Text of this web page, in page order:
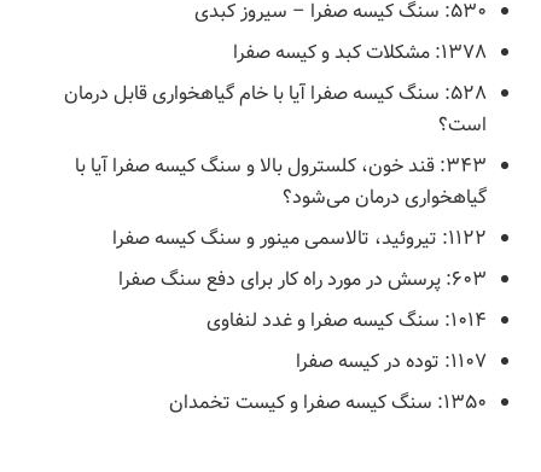
۵۳۰: سنگ کیسه صفرا – سیروز کبدی
۱۳۷۸: مشکلات کبد و کیسه صفرا
۵۲۸: سنگ کیسه صفرا آیا با خام گیاهخواری قابل درمان
است؟
۳۴۳: قند خون، کلسترول بالا و سنگ کیسه صفرا آیا با
گیاهخواری درمان می‌شود؟
۱۱۲۲: تیروئید، تالاسمی مینور و سنگ کیسه صفرا
۶۰۳: پرسش در مورد راه کار برای دفع سنگ صفرا
۱۰۱۴: سنگ کیسه صفرا و غدد لنفاوی
۱۱۰۷: توده در کیسه صفرا
۱۳۵۰: سنگ کیسه صفرا و کیست تخمدان